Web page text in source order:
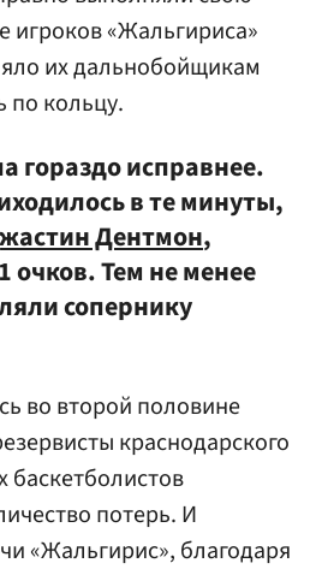
игроков «Жальгириса»
их дальнобойщикам
по кольцу.
гораздо исправнее.
в те минуты,
Дентмон,
очков. Тем не менее
сопернику
во второй половине
краснодарского
баскетболистов
потерь. И
«Жальгирис», благодаря